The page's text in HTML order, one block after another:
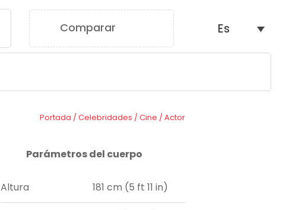
Comparar Es
Portada /Celebridades /Cine /Actor
Parámetros del cuerpo
Altura 181 cm (5 ft 11 in)